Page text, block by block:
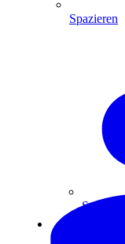
Spazieren
Spazieren